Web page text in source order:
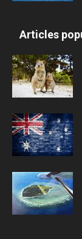
Articles